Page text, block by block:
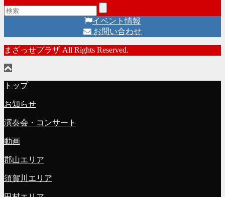
イベント情報
お問い合わせ
まざっせプラザ All Rights Reserved.
トップ
お知らせ
演奏会・コンサート
動画
郡山エリア
須賀川エリア